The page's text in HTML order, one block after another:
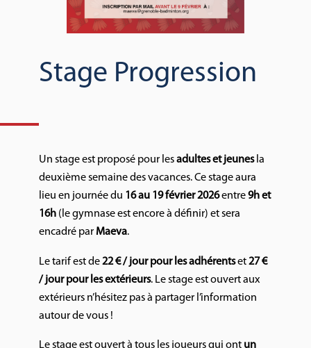
Stage Progression
Un stage est proposé pour lesadultes et jeunesla
deuxième semaine des vacances. Ce stage aura
lieu en journée du 16 au 19 février 2026entre9h et
16h (le gymnase est encore à définir) et sera
encadré par Maeva.
Le tarif est de22 € / jour pour les adhérentset27 €
/ jour pour les extérieurs. Le stage est ouvert aux
extérieurs n’hésitez pas à partager l’information
autour de vous !
Le stage est ouvert à tous les joueurs qui ont un